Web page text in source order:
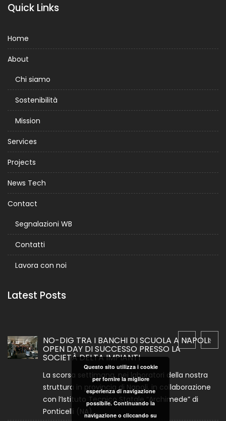
Quick Links
Home
About
Chi siamo
Sostenibilità
Mission
Services
Projects
News Tech
Contact
Segnalazioni WB
Contatti
Lavora con noi
Latest Posts
NO-DIG TRA I BANCHI DI SCUOLA A NAPOLI:
OPEN DAY DI SUCCESSO PRESSO LA
SOCIETÀ DELTA IMPIANTI
La scorsa settimana, nei laboratori della nostra
struttura in provincia di Napoli, in collaborazione
con l’Istituto Tecnico Statale “Archimede” di
Ponticelli (NA),...
Questo sito utilizza i cookie
per fornire la migliore
esperienza di navigazione
possibile. Continuando la
navigazione o cliccando su